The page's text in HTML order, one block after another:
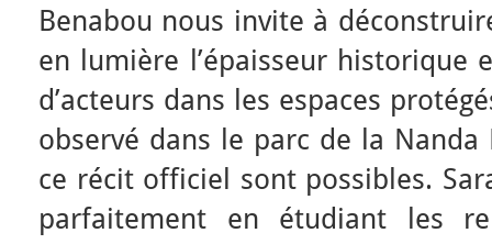
Benabou nous invite à
en lumière l’épaisseur historique
d’acteurs dans les espaces
observé dans le parc de la Nanda
ce récit officiel sont possibles.
parfaitement en étudiant les